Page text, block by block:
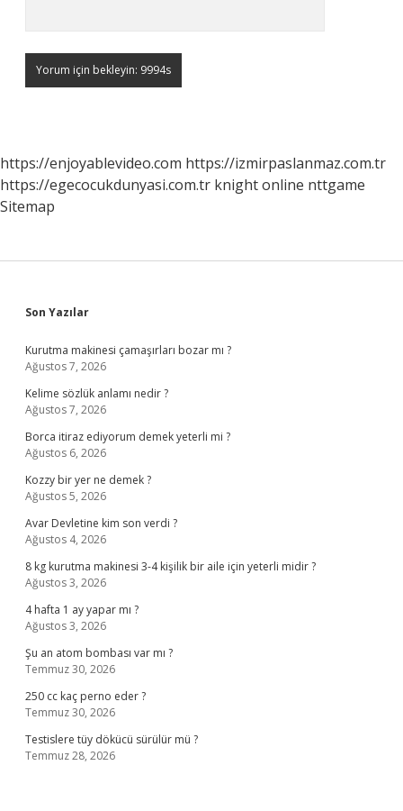
https://enjoyablevideo.com https://izmirpaslanmaz.com.tr
https://egecocukdunyasi.com.tr knight online nttgame
Sitemap
Sidebar
Son Yazılar
Kurutma makinesi çamaşırları bozar mı ?
Ağustos 7, 2026
Kelime sözlük anlamı nedir ?
Ağustos 7, 2026
Borca itiraz ediyorum demek yeterli mi ?
Ağustos 6, 2026
Kozzy bir yer ne demek ?
Ağustos 5, 2026
Avar Devletine kim son verdi ?
Ağustos 4, 2026
8 kg kurutma makinesi 3-4 kişilik bir aile için yeterli midir ?
Ağustos 3, 2026
4 hafta 1 ay yapar mı ?
Ağustos 3, 2026
Şu an atom bombası var mı ?
Temmuz 30, 2026
250 cc kaç perno eder ?
Temmuz 30, 2026
Testislere tüy dökücü sürülür mü ?
Temmuz 28, 2026